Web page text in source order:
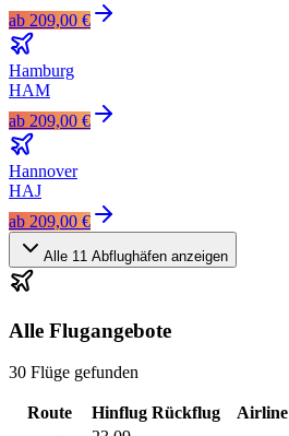
ab 209,00 €
Hamburg
HAM
ab 209,00 €
Hannover
HAJ
ab 209,00 €
Alle 11 Abflughäfen anzeigen
Alle Flugangebote
30 Flüge gefunden
Route Hinflug Rückflug Airline